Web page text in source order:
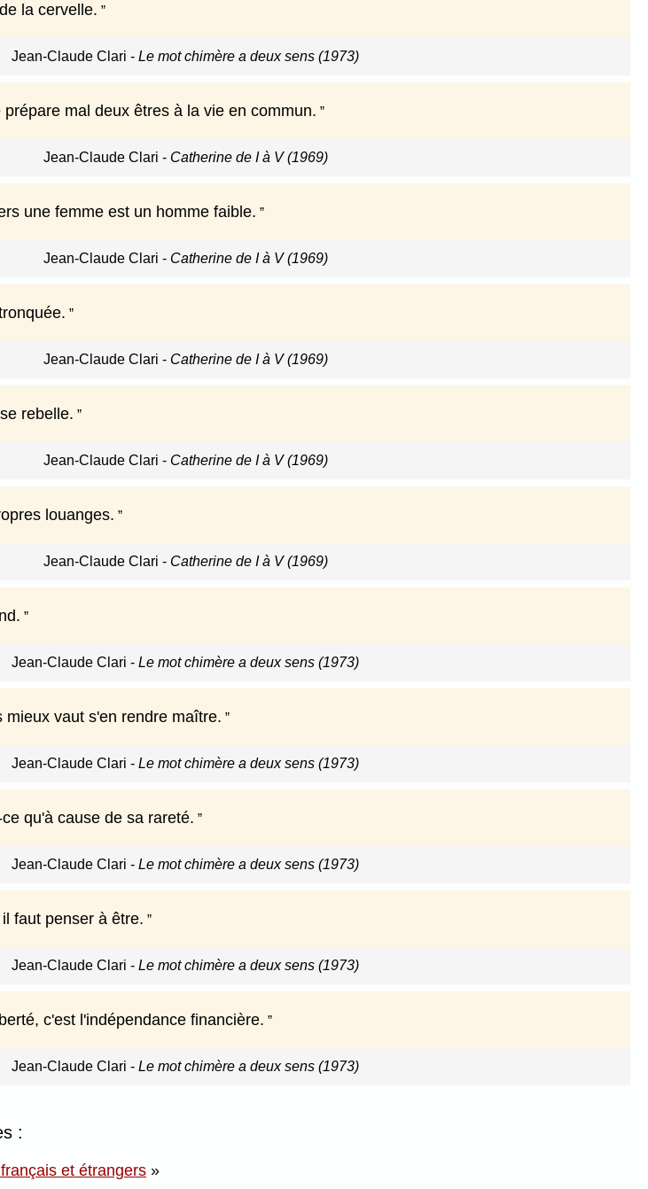
la cervelle.
Jean-Claude Clari - Le mot chimère a deux sens (1973)
mal deux êtres à la vie en commun.
Jean-Claude Clari - Catherine de I à V (1969)
une femme est un homme faible.
Jean-Claude Clari - Catherine de I à V (1969)
Jean-Claude Clari - Catherine de I à V (1969)
rebelle.
Jean-Claude Clari - Catherine de I à V (1969)
louanges.
Jean-Claude Clari - Catherine de I à V (1969)
Jean-Claude Clari - Le mot chimère a deux sens (1973)
vaut s'en rendre maître.
Jean-Claude Clari - Le mot chimère a deux sens (1973)
qu'à cause de sa rareté.
Jean-Claude Clari - Le mot chimère a deux sens (1973)
faut penser à être.
Jean-Claude Clari - Le mot chimère a deux sens (1973)
c'est l'indépendance financière.
Jean-Claude Clari - Le mot chimère a deux sens (1973)
:
et étrangers »